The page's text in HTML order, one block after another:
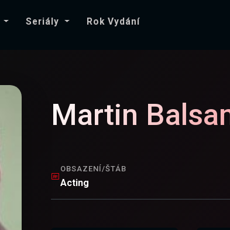
Seriály Rok Vydání
Martin
OBSAZENÍ/ŠTÁB
Acting